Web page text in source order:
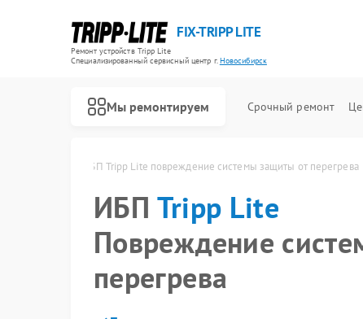
FIX-TRIPP LITE
Ремонт устройств Tripp Lite
Специализированный cервисный центр г.Новосибирск
Мы ремонтируем Срочный ремонт
ИБП Tripp Lite повреждение системы защиты от перегрева
ИБПTripp Lite
Повреждение
перегрева